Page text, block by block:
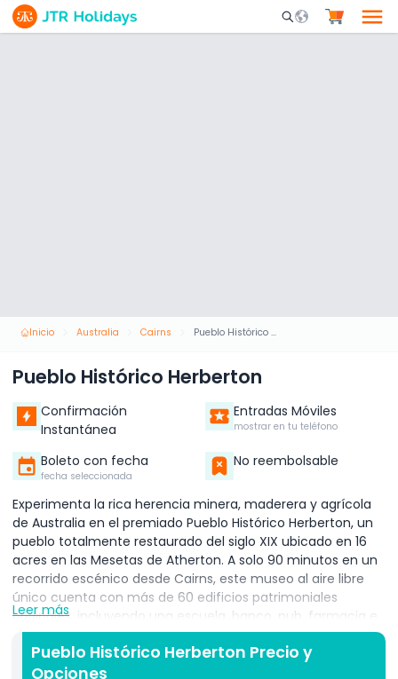
Mobile Search
Inicio Australia Cairns Pueblo Histórico Herberton
Pueblo Histórico Herberton
Confirmación
Instantánea
Entradas Móviles
mostrar en tu teléfono
Boleto con fecha
fecha seleccionada
No reembolsable
Experimenta la rica herencia minera, maderera y agrícola
de Australia en el premiado Pueblo Histórico Herberton, un
pueblo totalmente restaurado del siglo XIX ubicado en 16
acres en las Mesetas de Atherton. A solo 90 minutos en un
recorrido escénico desde Cairns, este museo al aire libre
único cuenta con más de 60 edificios patrimoniales
originales, incluyendo una escuela, banco, pub, farmacia e
imprenta. Pasea por encantadoras calles llenas de tiendas
vintage, carruajes tirados por caballos y exhibiciones
auténticas de la época. Observa miles de antigüedades
Leer más
Pueblo Histórico Herberton Precio y
Opciones